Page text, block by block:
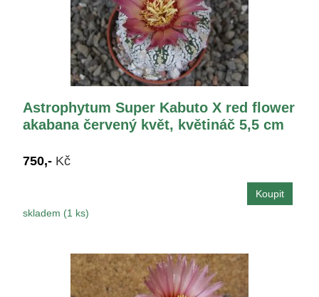
Astrophytum Super Kabuto X red flower
akabana červený květ, květináč 5,5 cm
750,- Kč
skladem (1 ks)